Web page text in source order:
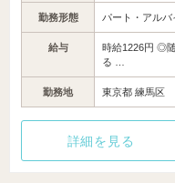
勤務形態 パート・アルバ
給与
時給1226円 ◎
る …
勤務地 東京都 練馬区
詳細を見る